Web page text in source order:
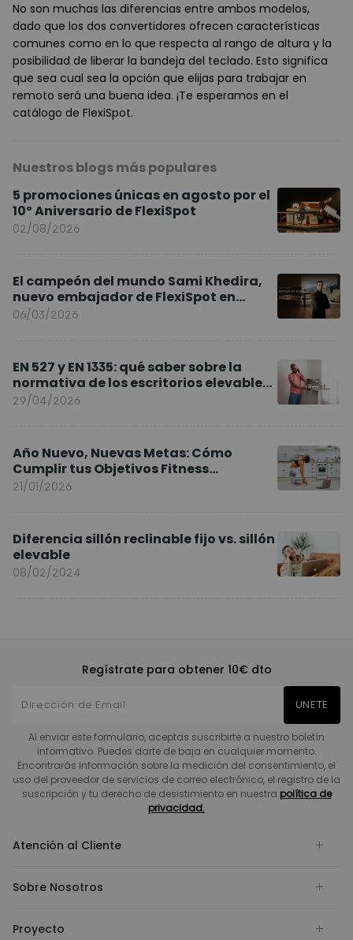
No son muchas las diferencias entre ambos modelos,
dado que los dos convertidores ofrecen características
comunes como en lo que respecta al rango de altura y la
posibilidad de liberar la bandeja del teclado. Esto significa
que sea cual sea la opción que elijas para trabajar en
remoto será una buena idea. ¡Te esperamos en el
catálogo de FlexiSpot.
Nuestros blogs más populares
5 promociones únicas en agosto por el
10º Aniversario de FlexiSpot
02/08/2026
El campeón del mundo Sami Khedira,
nuevo embajador de FlexiSpot en
Europa
06/03/2026
EN 527 y EN 1335: qué saber sobre la
normativa de los escritorios elevables
y sillas ergonómicas
29/04/2026
Año Nuevo, Nuevas Metas: Cómo
Cumplir tus Objetivos Fitness
Entrenando en Casa
21/01/2026
Diferencia sillón reclinable fijo vs. sillón
elevable
08/02/2024
Regístrate para obtener 10€ dto
UNETE
Al enviar este formulario, aceptas suscribirte a nuestro boletín
informativo. Puedes darte de baja en cualquier momento.
Encontrarás información sobre la medición del consentimiento, el
uso del proveedor de servicios de correo electrónico, el registro de la
suscripción y tu derecho de desistimiento en nuestra política de
privacidad.
Atención al Cliente
Sobre Nosotros
Proyecto